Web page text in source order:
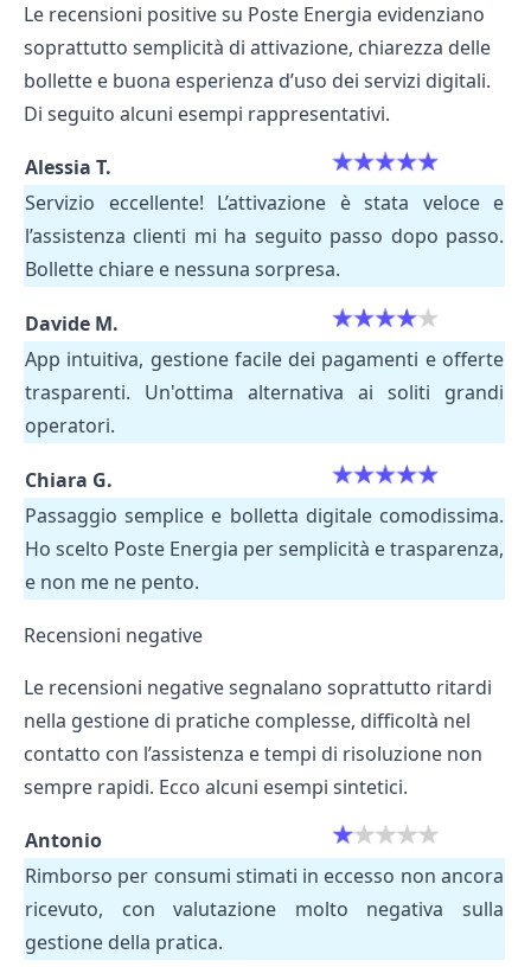
Le recensioni positive su Poste Energia evidenziano
soprattutto semplicità di attivazione, chiarezza delle
bollette e buona esperienza d’uso dei servizi digitali.
Di seguito alcuni esempi rappresentativi.
Alessia T.
Servizio eccellente! L’attivazione è stata veloce e
l’assistenza clienti mi ha seguito passo dopo passo.
Bollette chiare e nessuna sorpresa.
Davide M.
App intuitiva, gestione facile dei pagamenti e offerte
trasparenti. Un'ottima alternativa ai soliti grandi
operatori.
Chiara G.
Passaggio semplice e bolletta digitale comodissima.
Ho scelto Poste Energia per semplicità e trasparenza,
e non me ne pento.
Recensioni negative
Le recensioni negative segnalano soprattutto ritardi
nella gestione di pratiche complesse, difficoltà nel
contatto con l’assistenza e tempi di risoluzione non
sempre rapidi. Ecco alcuni esempi sintetici.
Antonio
Rimborso per consumi stimati in eccesso non ancora
ricevuto, con valutazione molto negativa sulla
gestione della pratica.